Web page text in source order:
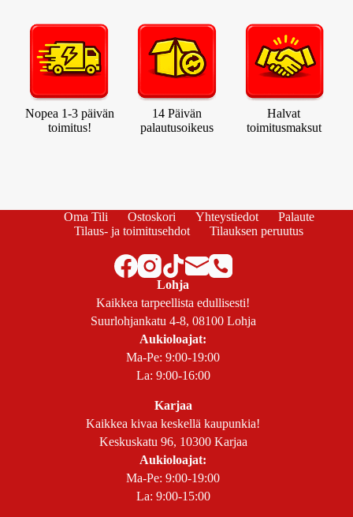
Nopea 1-3 päivän
toimitus!
14 Päivän
palautusoikeus
Halvat
toimitusmaksut
Oma Tili Ostoskori Yhteystiedot
Palaute
Tilaus- ja toimitusehdot
Tilauksen peruutus
Lohja
Kaikkea tarpeellista edullisesti!
Suurlohjankatu 4-8, 08100 Lohja
Aukioloajat:
Ma-Pe: 9:00-19:00
La: 9:00-16:00
Karjaa
Kaikkea kivaa keskellä kaupunkia!
Keskuskatu 96, 10300 Karjaa
Aukioloajat:
Ma-Pe: 9:00-19:00
La: 9:00-15:00